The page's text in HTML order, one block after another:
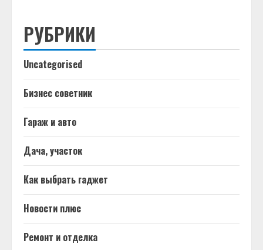
РУБРИКИ
Uncategorised
Бизнес советник
Гараж и авто
Дача, участок
Как выбрать гаджет
Новости плюс
Ремонт и отделка